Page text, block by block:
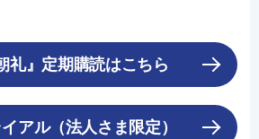
礼』定期購読はこちら
アル（法人さま限定）